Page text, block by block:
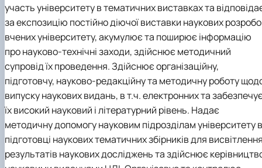
участь університету в тематичних виставках та
за експозицію постійно діючої виставки наукових
вчених університету, акумулює та поширює інформацію
про науково-технічні заходи, здійснює методичний
супровід їх проведення. Здійснює організаційну,
підготовчу, науково-редакційну та методичну роботу
випуску наукових видань, в т.ч. електронних та
їх високий науковий і літературний рівень. Надає
методичну допомогу науковим підрозділам університету в
підготовці наукових тематичних збірників для
результатів наукових досліджень та здійснює